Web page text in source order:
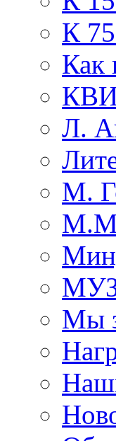
К
Как
Л.
М.
Мы